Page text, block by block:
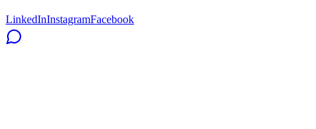
LinkedInInstagramFacebook